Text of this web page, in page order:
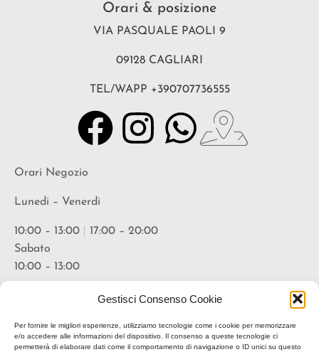
Gestisci Consenso Cookie
Per fornire le migliori esperienze, utilizziamo tecnologie come i cookie per memorizzare
e/o accedere alle informazioni del dispositivo. Il consenso a queste tecnologie ci
permetterà di elaborare dati come il comportamento di navigazione o ID unici su questo
Orari & posizione
VIA PASQUALE PAOLI 9
09128 CAGLIARI
TEL/WAPP +390707736555
Orari Negozio
Lunedi – Venerdi
10:00 – 13:00
17:00 – 20:00
Sabato
10:00 – 13:00
Lunedi – Venerdi